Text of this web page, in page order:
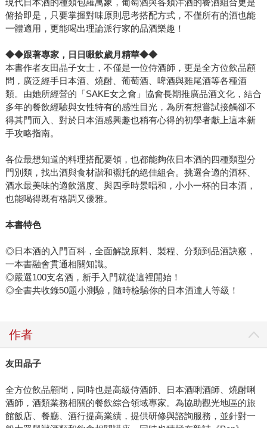
現代日本酒的種類包羅萬象，葡萄酒與各類洋酒的餐酒組合更是
俯拾即是，只要掌握對味原則思考搭配方式，不僅所有的酒也能
一體適用，更能喝出理論派行家的品酒樂趣！
◆◆跟著專家，日日啜飲歲月精華◆◆
本書作者友田晶子女士，不僅是一位侍酒師，更是全方位飲品顧
問，廣泛經手日本酒、燒酎、葡萄酒、啤酒與雞尾酒等各種酒
類。由她所經營的「SAKE女之會」協會長期推廣品酒文化，結合
多年的餐飲經驗與女性特有的感性目光，為所有想嘗試接觸卻不
得其門而入、對於日本酒感興趣也稍有心得的初學者獻上這本新
手攻略指南。
各位最想知道的料理搭配要領，也都能夠依日本酒的四種類型分
門別類，找出酒與食材諧和襯托的絕佳組合。挑選合適的酒杯、
酒水最美味的適飲溫度、與四季時景唱和，小小一杯的日本酒，
也能喝得既有格調又優雅。
本書特色
◎日本酒的入門百科，全面解說原料、製程、分類到品酒訣竅，
一本書融會貫通相關知識。
◎嚴選100支名酒，新手入門就從這裡開始！
◎全書共收錄50題小測驗，隨時檢驗你的日本酒達人等級！
作者
友田晶子
全方位飲品顧問，同時也是高級侍酒師、日本酒唎酒師、燒酎唎
酒師，酒類業務相關的餐飲綜合領域專家。為協助觀光地區的旅
館飯店、餐廳、酒行提高業績，提供研修與諮詢服務，並針對一